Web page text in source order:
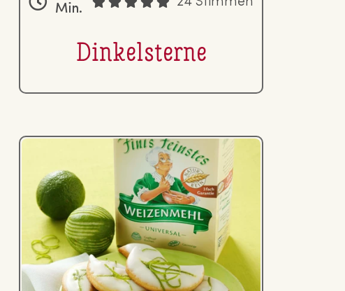
Min.
Din­kels­ter­ne